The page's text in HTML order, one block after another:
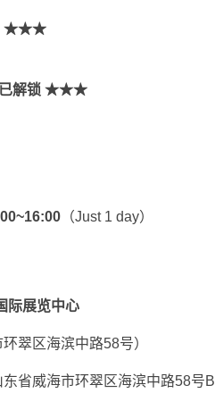
★★★
解锁 ★★★
（Just 1 day）
际展览中心
翠区海滨中路58号）
省威海市环翠区海滨中路58号B